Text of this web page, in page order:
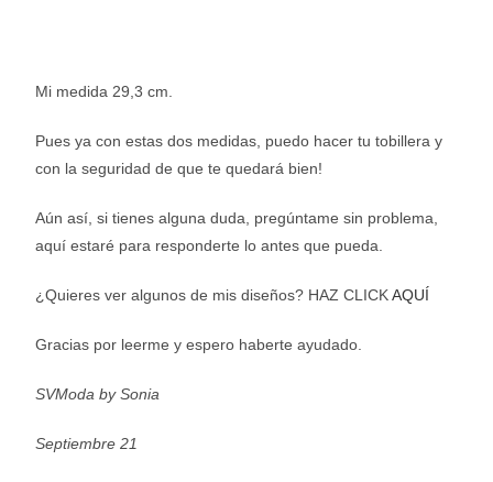
Mi medida 29,3 cm.
Pues ya con estas dos medidas, puedo hacer tu tobillera y
con la seguridad de que te quedará bien!
Aún así, si tienes alguna duda, pregúntame sin problema,
aquí estaré para responderte lo antes que pueda.
¿Quieres ver algunos de mis diseños? HAZ CLICKAQUÍ
Gracias por leerme y espero haberte ayudado.
SVModa by Sonia
Septiembre 21